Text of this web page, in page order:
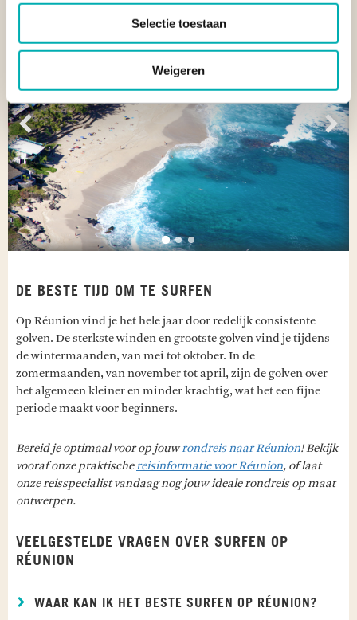
Selectie toestaan
Weigeren
Vorige
DE BESTE TIJD OM TE SURFEN
Op Réunion vind je het hele jaar door redelijk consistente
golven. De sterkste winden en grootste golven vind je tijdens
de wintermaanden, van mei tot oktober. In de
zomermaanden, van november tot april, zijn de golven over
het algemeen kleiner en minder krachtig, wat het een fijne
periode maakt voor beginners.
Bereid je optimaal voor op jouwrondreis naar Réunion! Bekijk
vooraf onze praktischereisinformatie voor Réunion, of laat
onze reisspecialist vandaag nog jouw ideale rondreis op maat
ontwerpen.
VEELGESTELDE VRAGEN OVER SURFEN OP
RÉUNION
WAAR KAN IK HET BESTE SURFEN OP RÉUNION?